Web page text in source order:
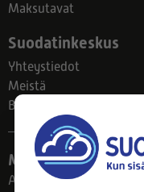
Maksutavat
Suodatinkeskus
Yhteystiedot
Meistä
Blogi
Myymälä
Ahlmanintie 61